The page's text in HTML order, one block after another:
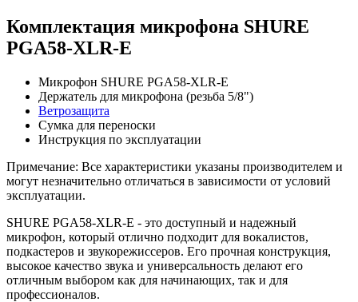
Комплектация микрофона SHURE
PGA58-XLR-E
Микрофон SHURE PGA58-XLR-E
Держатель для микрофона (резьба 5/8")
Ветрозащита
Сумка для переноски
Инструкция по эксплуатации
Примечание: Все характеристики указаны производителем и
могут незначительно отличаться в зависимости от условий
эксплуатации.
SHURE PGA58-XLR-E - это доступный и надежный
микрофон, который отлично подходит для вокалистов,
подкастеров и звукорежиссеров. Его прочная конструкция,
высокое качество звука и универсальность делают его
отличным выбором как для начинающих, так и для
профессионалов.